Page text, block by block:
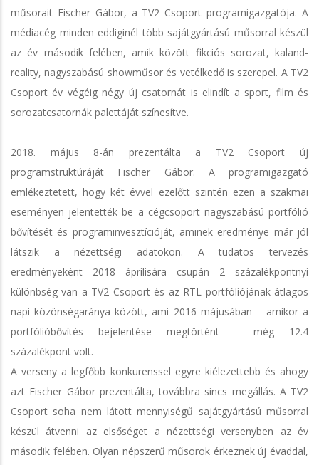
műsorait Fischer Gábor, a TV2 Csoport programigazgatója. A
médiacég minden eddiginél több sajátgyártású műsorral készül
az év második felében, amik között fikciós sorozat, kaland-
reality, nagyszabású showműsor és vetélkedő is szerepel. A TV2
Csoport év végéig négy új csatornát is elindít a sport, film és
sorozatcsatornák palettáját színesítve.
2018. május 8-án prezentálta a TV2 Csoport új
programstruktúráját Fischer Gábor. A programigazgató
emlékeztetett, hogy két évvel ezelőtt szintén ezen a szakmai
eseményen jelentették be a cégcsoport nagyszabású portfólió
bővítését és programinvesztícióját, aminek eredménye már jól
látszik a nézettségi adatokon. A tudatos tervezés
eredményeként 2018 áprilisára csupán 2 százalékpontnyi
különbség van a TV2 Csoport és az RTL portfóliójának átlagos
napi közönségaránya között, ami 2016 májusában – amikor a
portfólióbővítés bejelentése megtörtént - még 12.4
százalékpont volt.
A verseny a legfőbb konkurenssel egyre kiélezettebb és ahogy
azt Fischer Gábor prezentálta, továbbra sincs megállás. A TV2
Csoport soha nem látott mennyiségű sajátgyártású műsorral
készül átvenni az elsőséget a nézettségi versenyben az év
második felében. Olyan népszerű műsorok érkeznek új évaddal,